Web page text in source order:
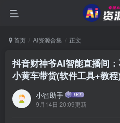
首页 AI资源合集 正文
抖音财神爷AI智能直播间
小黄车带货(软件工具+教程)
小智助手
9月14日 20:09更新